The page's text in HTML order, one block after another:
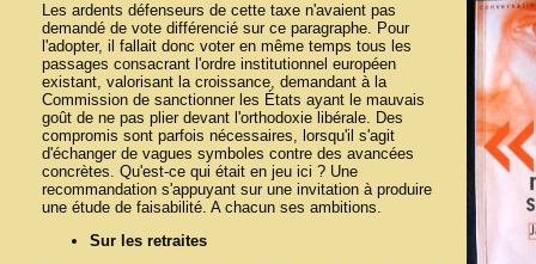
Les ardents défenseurs de cette taxe n'avaient pas
demandé de vote différencié sur ce paragraphe. Pour
l'adopter, il fallait donc voter en même temps tous les
passages consacrant l'ordre institutionnel européen
existant, valorisant la croissance, demandant à la
Commission de sanctionner les États ayant le mauvais
goût de ne pas plier devant l'orthodoxie libérale. Des
compromis sont parfois nécessaires, lorsqu'il s'agit
d'échanger de vagues symboles contre des avancées
concrètes. Qu'est-ce qui était en jeu ici ? Une
recommandation s'appuyant sur une invitation à produire
une étude de faisabilité. A chacun ses ambitions.
Sur les retraites